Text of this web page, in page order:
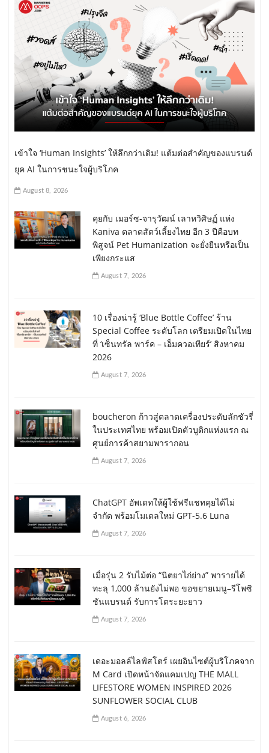
เข้าใจ ‘Human Insights’ ให้ลึกกว่าเดิม! แต้มต่อสำคัญของแบรนด์
ยุค AI ในการชนะใจผู้บริโภค
August 8, 2026
คุยกับ เมอร์ซ-จารุวัฒน์ เลาหวิศิษฏ์ แห่ง
Kaniva ตลาดสัตว์เลี้ยงไทย อีก 3 ปีคือบท
พิสูจน์ Pet Humanization จะยั่งยืนหรือเป็น
เพียงกระแส
August 7, 2026
10 เรื่องน่ารู้ ‘Blue Bottle Coffee’ ร้าน
Special Coffee ระดับโลก เตรียมเปิดในไทย
ที่ ‘เซ็นทรัล พาร์ค – เอ็มควอเทียร์’ สิงหาคม
2026
August 7, 2026
boucheron ก้าวสู่ตลาดเครื่องประดับลักชัวรี่
ในประเทศไทย พร้อมเปิดตัวบูติกแห่งแรก ณ
ศูนย์การค้าสยามพารากอน
August 7, 2026
ChatGPT อัพเดทให้ผู้ใช้ฟรีแชทคุยได้ไม่
จำกัด พร้อมโมเดลใหม่ GPT-5.6 Luna
August 7, 2026
เมื่อรุ่น 2 รับไม้ต่อ “นิตยาไก่ย่าง” พารายได้
ทะลุ 1,000 ล้านยังไม่พอ ขอขยายเมนู–รีโพซิ
ชันแบรนด์ รับการโตระยะยาว
August 7, 2026
เดอะมอลล์ไลฟ์สโตร์ เผยอินไซต์ผู้บริโภคจาก
M Card เปิดหน้าจัดแคมเปญ THE MALL
LIFESTORE WOMEN INSPIRED 2026
SUNFLOWER SOCIAL CLUB
August 6, 2026